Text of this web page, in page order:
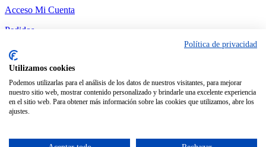
Acceso Mi Cuenta
Pedidos
Administrar web-Realizado por amc gestión
Política de privacidad
Utilizamos cookies
Podemos utilizarlas para el análisis de los datos de nuestros visitantes, para mejorar
nuestro sitio web, mostrar contenido personalizado y brindarle una excelente experiencia
en el sitio web. Para obtener más información sobre las cookies que utilizamos, abre los
ajustes.